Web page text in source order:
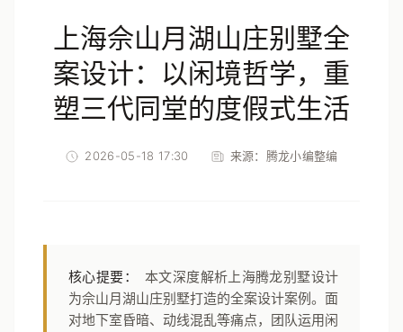
上海佘山月湖山庄别墅全
案设计：以闲境哲学，重
塑三代同堂的度假式生活
2026-05-18 17:30 来源： 腾龙小编整编
核心提要：
本文深度解析上海腾龙别墅设计
为佘山月湖山庄别墅打造的全案设计案例。面
对地下室昏暗、动线混乱等痛点，团队运用闲
房屋面积（㎡）
立即预约